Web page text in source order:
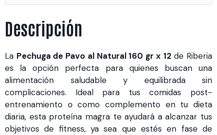
cantidad
Descripción
La Pechuga de Pavo al Natural 160 gr x 12 de Riberia
es la opción perfecta para quienes buscan una
alimentación saludable y equilibrada sin
complicaciones. Ideal para tus comidas post-
entrenamiento o como complemento en tu dieta
diaria, esta proteína magra te ayudará a alcanzar tus
objetivos de fitness, ya sea que estés en fase de